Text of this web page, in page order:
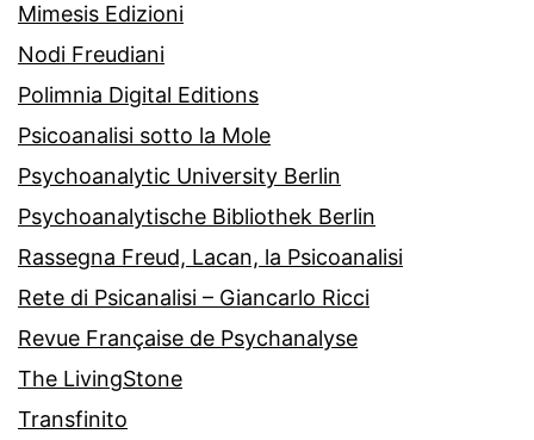
Mimesis Edizioni
Nodi Freudiani
Polimnia Digital Editions
Psicoanalisi sotto la Mole
Psychoanalytic University Berlin
Psychoanalytische Bibliothek Berlin
Rassegna Freud, Lacan, la Psicoanalisi
Rete di Psicanalisi – Giancarlo Ricci
Revue Française de Psychanalyse
The LivingStone
Transfinito